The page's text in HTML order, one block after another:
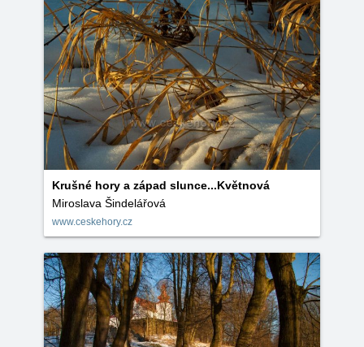
Krušné hory a západ slunce...Květnová
Miroslava Šindelářová
www.ceskehory.cz